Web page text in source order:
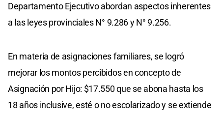
Departamento Ejecutivo abordan aspectos inherentes
a las leyes provinciales N° 9.286 y N° 9.256.
En materia de asignaciones familiares, se logró
mejorar los montos percibidos en concepto de
Asignación por Hijo: $17.550 que se abona hasta los
18 años inclusive, esté o no escolarizado y se extiende